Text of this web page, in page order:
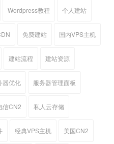
Wordpress教程 个人建站
免费建站 国内VPS主机
建站流程 建站资源
器优化 服务器管理面板
信CN2 私人云存储
经典VPS主机 美国CN2